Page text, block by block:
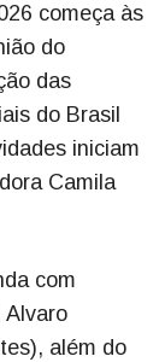
começa às
do
das
do Brasil
iniciam
Camila
com
Alvaro
além do